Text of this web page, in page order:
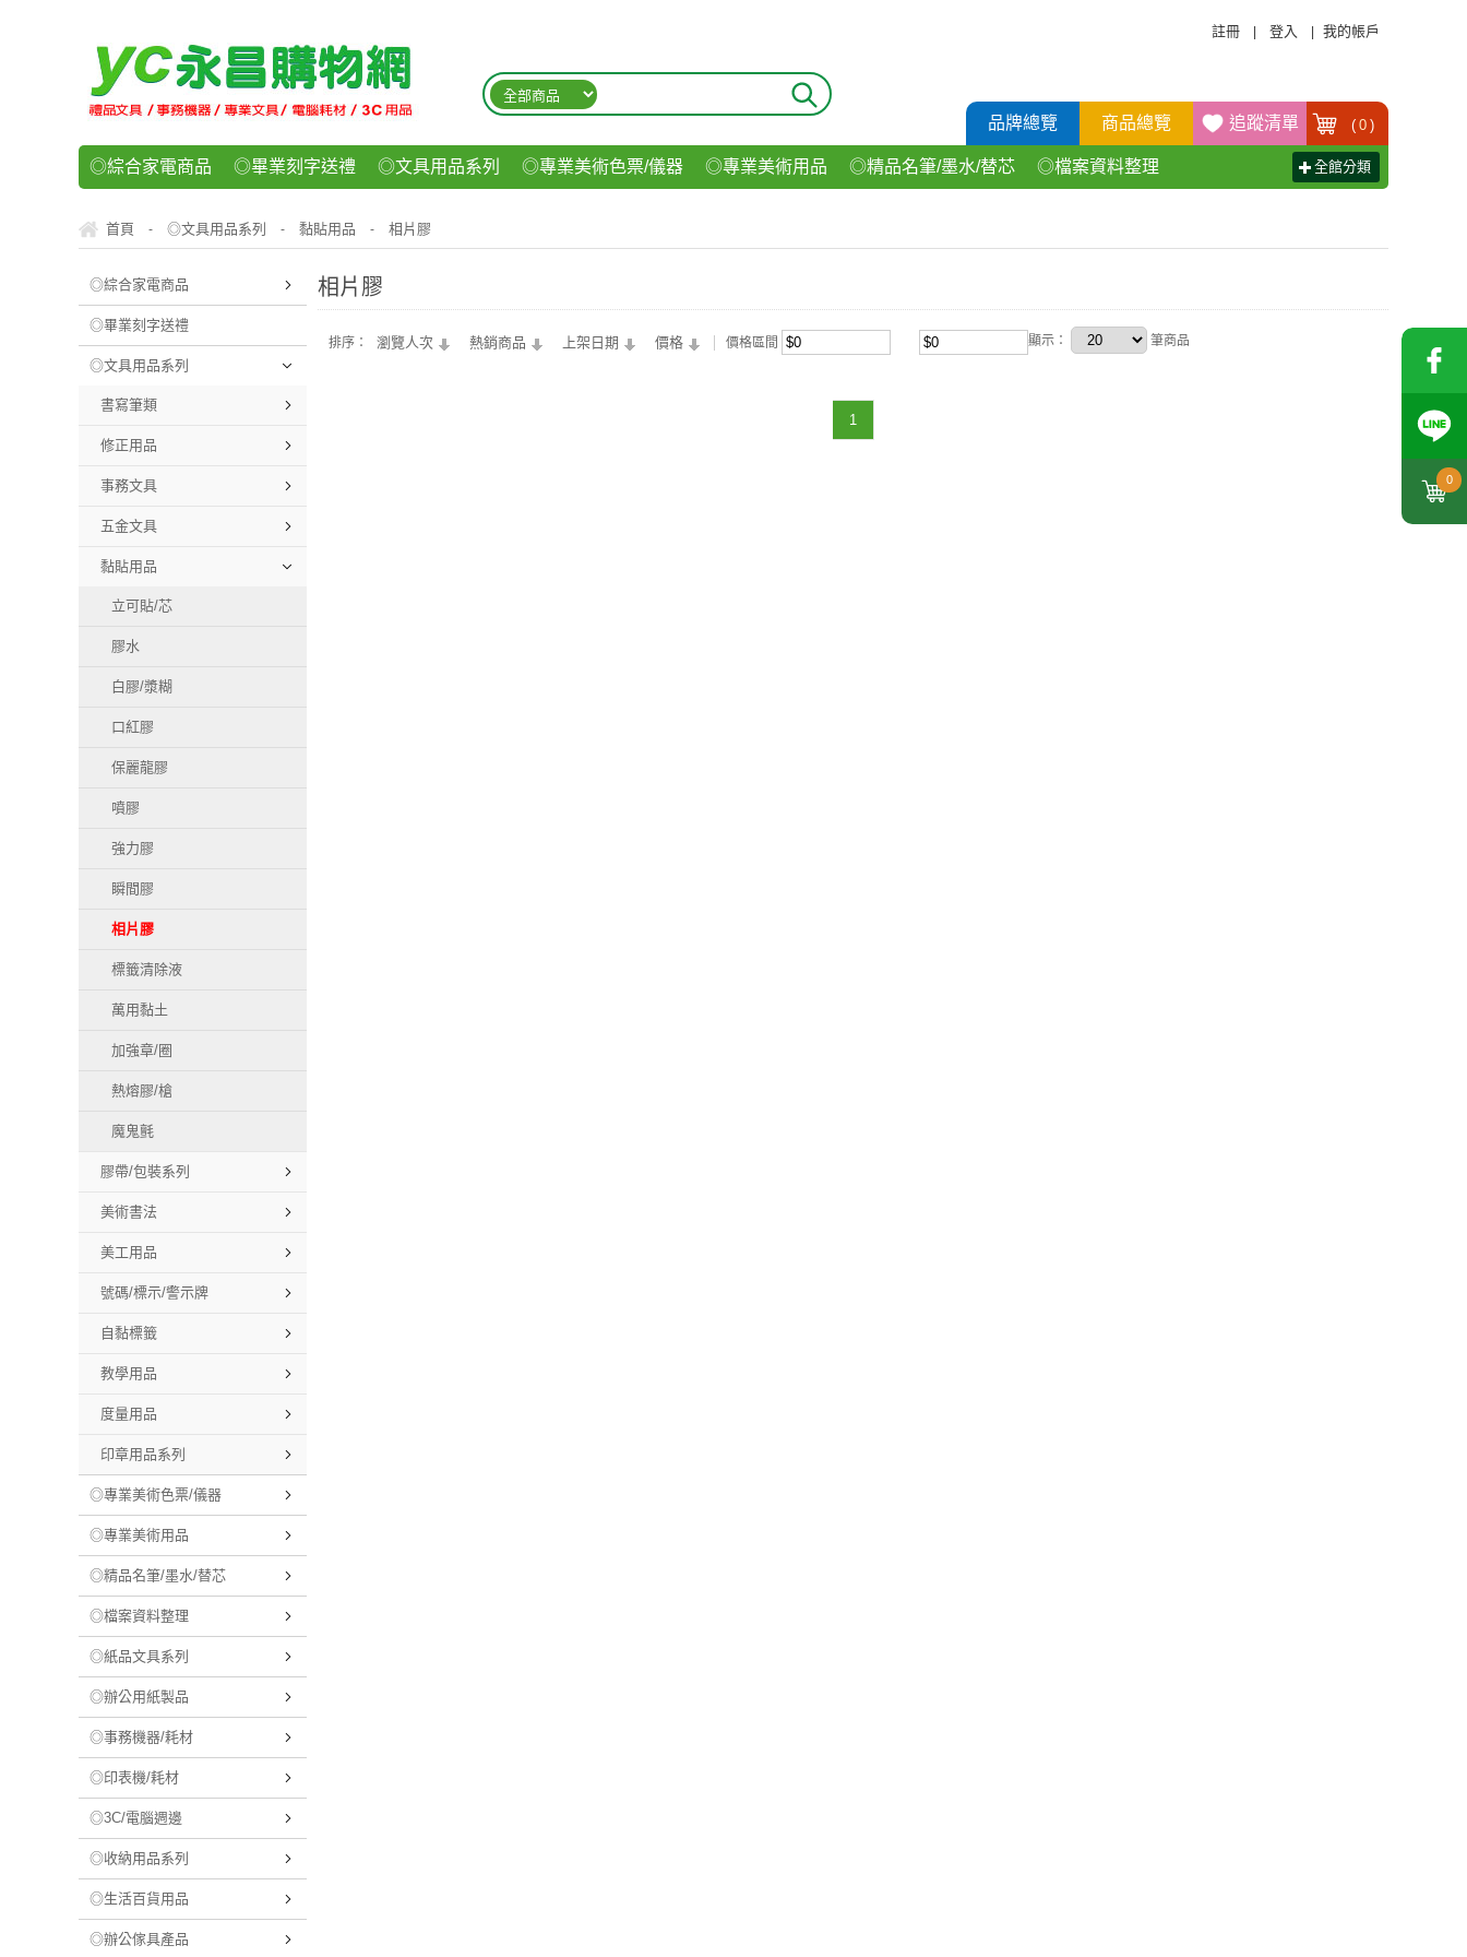
0
註冊 登入 我的帳戶
品牌總覽 商品總覽 追蹤清單 ( 0 )
◎綜合家電商品 ◎畢業刻字送禮 ◎文具用品系列 ◎專業美術色票/儀器 ◎專業美術用品 ◎精品名筆/墨水/替芯 ◎檔案資料整理
◎運動/休閒/樂器 ◎客製化禮贈品 ◎食品/零食/飲料
全館分類
首頁 - ◎文具用品系列 - 黏貼用品 - 相片膠
◎綜合家電商品
◎畢業刻字送禮
◎文具用品系列
書寫筆類
修正用品
事務文具
五金文具
黏貼用品
立可貼/芯
膠水
白膠/漿糊
口紅膠
保麗龍膠
噴膠
強力膠
瞬間膠
相片膠
標籤清除液
萬用黏土
加強章/圈
熱熔膠/槍
魔鬼氈
膠帶/包裝系列
美術書法
美工用品
號碼/標示/警示牌
自黏標籤
教學用品
度量用品
印章用品系列
◎專業美術色票/儀器
◎專業美術用品
◎精品名筆/墨水/替芯
◎檔案資料整理
◎紙品文具系列
◎辦公用紙製品
◎事務機器/耗材
◎印表機/耗材
◎3C/電腦週邊
◎收納用品系列
◎生活百貨用品
◎辦公傢具產品
相片膠
排序： 瀏覽人次 熱銷商品 上架日期 價格 價格區間 顯示： 筆商品
1